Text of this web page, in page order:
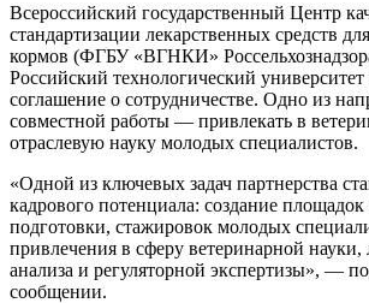
Всероссийский государственный Центр
стандартизации лекарственных средств
кормов (ФГБУ «ВГНКИ»
Российский технологический
соглашение о сотрудничестве. Одно из
совместной работы — привлекать в
отраслевую науку молодых специалистов.
«Одной из ключевых задач партнерства
кадрового потенциала: создание площадок
подготовки, стажировок молодых
привлечения в сферу ветеринарной науки,
анализа и регуляторной экспертизы», —
сообщении.